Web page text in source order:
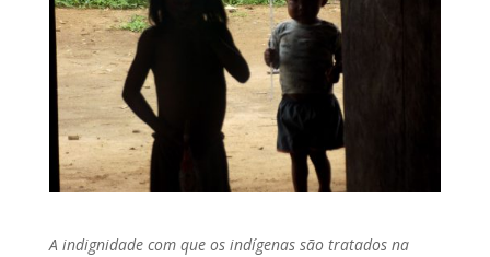
A indignidade com que os indígenas são tratados na